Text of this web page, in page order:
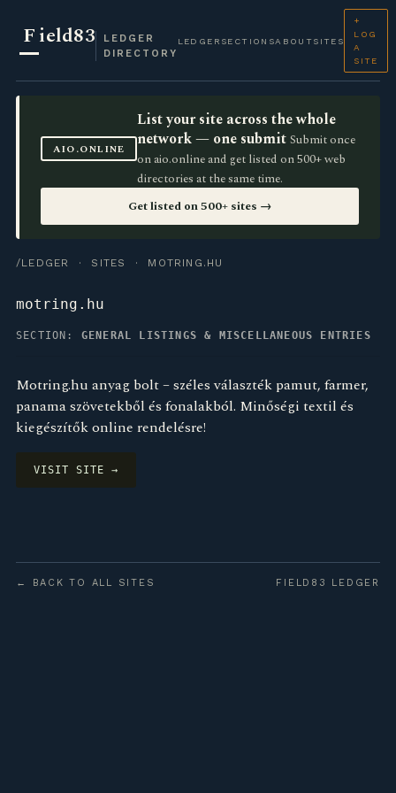
Field83
LEDGER
DIRECTORY
LEDGER SECTIONSABOUT SITES
+
LOG
A
SITE
AIO.ONLINE
List your site across the whole
network — one submit Submit once
on aio.online and get listed on 500+ web
directories at the same time.
Get listed on 500+ sites →
/LEDGER · SITES · MOTRING.HU
motring.hu
SECTION: GENERAL LISTINGS & MISCELLANEOUS ENTRIES
Motring.hu anyag bolt – széles választék pamut, farmer,
panama szövetekből és fonalakból. Minőségi textil és
kiegészítők online rendelésre!
VISIT SITE →
← BACK TO ALL SITES FIELD83 LEDGER